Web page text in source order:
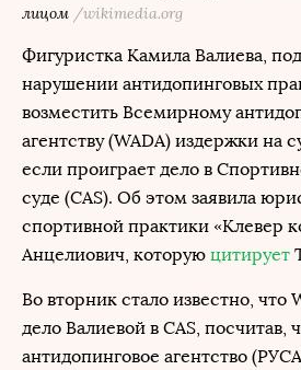
лицом /wikimedia.org
Фигуристка Камила Валиева,
нарушении антидопинговых
возместить Всемирному
агентству (WADA) издержки на
если проиграет дело в
суде (CAS). Об этом заявила
спортивной практики «Клевер
Анцелиович, которую цитирует
Во вторник стало известно, что
дело Валиевой в CAS, посчитав,
антидопинговое агентство